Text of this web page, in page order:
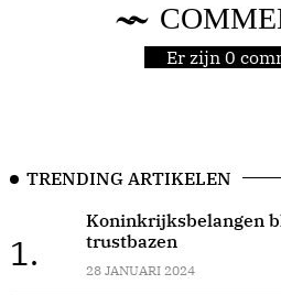
Er zijn 0
TRENDING ARTIKELEN
1.
Koninkrijksbelangen
trustbazen
28 JANUARI 2024